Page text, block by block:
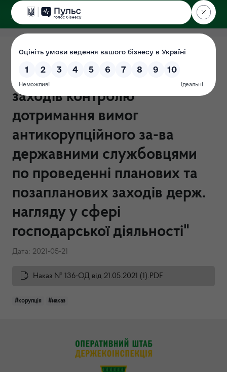
ДЕРЖЕКОІНСПЕКЦІЯ
Поліського округу
Наказ від 21.02.2021 №136-
ОД "Щодо здійснення
заходів контролю
дотримання вимог
антикорупційного за-ва
державними службовцями
по проведенні планових та
позапланових заходів держ.
нагляду у сфері
господарської діяльності"
Дата: 2021-05-21
Наказ № 136-ОД від 21.05.2021 (1).PDF
#корупція #наказ